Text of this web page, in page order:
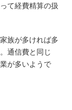
て経費精算の扱
族が多ければ多
通信費と同じ
が多いようで